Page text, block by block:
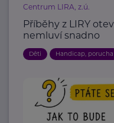
Centrum LIRA, z.ú.
Příběhy z LIRY
nemluví snadno
Děti Handicap, porucha